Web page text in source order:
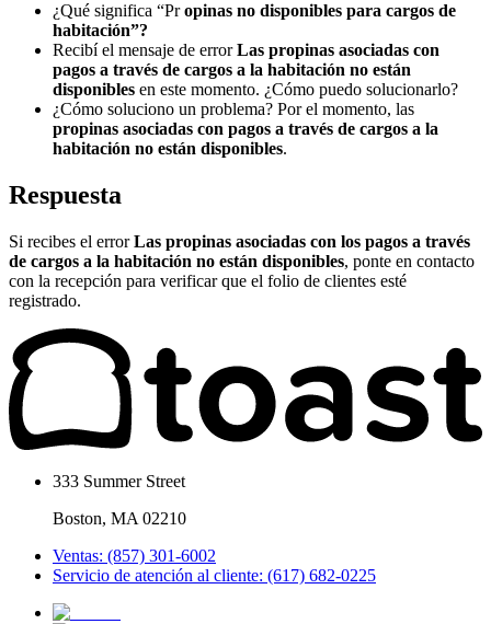
¿Qué significa “Propinas no disponibles para cargos de
habitación”?
Recibí el mensaje de errorLas propinas asociadas con
pagos a través de cargos a la habitación no están
disponibles en este momento. ¿Cómo puedo solucionarlo?
¿Cómo soluciono un problema? Por el momento, las
propinas asociadas con pagos a través de cargos a la
habitación no están disponibles.
Respuesta
Si recibes el errorLas propinas asociadas con los pagos a través
de cargos a la habitación no están disponibles, ponte en contacto
con la recepción para verificar que el folio de clientes esté
registrado.
333 Summer Street
Boston, MA 02210
Ventas: (857) 301-6002
Servicio de atención al cliente: (617) 682-0225